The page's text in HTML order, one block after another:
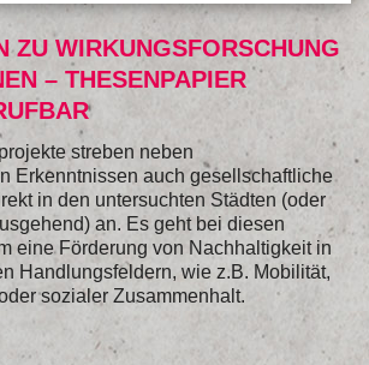
ZU WIRKUNGSFORSCHUNG
– THESENPAPIER
streben neben
Erkenntnissen auch gesellschaftliche
in den untersuchten Städten (oder
an. Es geht bei diesen
eine Förderung von Nachhaltigkeit in
Handlungsfeldern, wie z.B. Mobilität,
sozialer Zusammenhalt.